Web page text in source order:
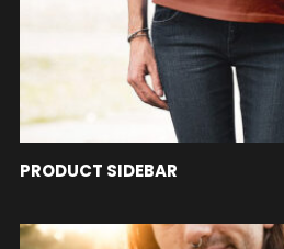
AJOUTER AU PANIER
PRODUCT SIDEBAR